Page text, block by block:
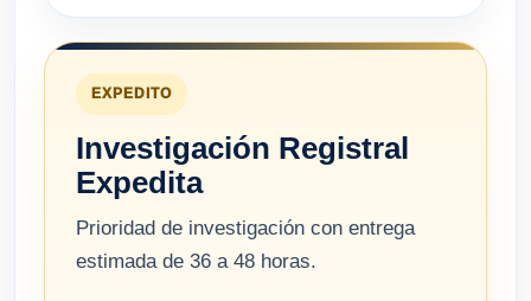
EXPEDITO
Investigación Registral
Expedita
Prioridad de investigación con entrega
estimada de 36 a 48 horas.